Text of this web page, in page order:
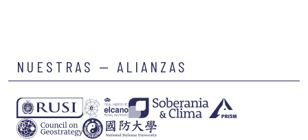
NUESTRAS — ALIANZAS